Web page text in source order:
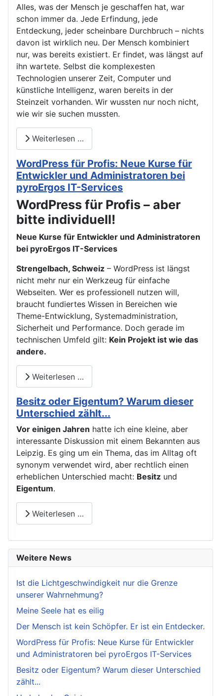
Alles, was der Mensch je geschaffen hat, war
schon immer da. Jede Erfindung, jede
Entdeckung, jeder scheinbare Durchbruch – nichts
davon ist wirklich neu. Der Mensch kombiniert
nur, was bereits existiert. Er findet, was längst auf
ihn wartete. Selbst die komplexesten
Technologien unserer Zeit, Computer und
künstliche Intelligenz, waren bereits in der
Steinzeit vorhanden. Wir wussten nur noch nicht,
wie wir sie suchen mussten.
Weiterlesen …
WordPress für Profis: Neue Kurse für
Entwickler und Administratoren bei
pyroErgos IT-Services
WordPress für Profis – aber
bitte individuell!
Neue Kurse für Entwickler und Administratoren
bei pyroErgos IT-Services
Strengelbach, Schweiz – WordPress ist längst
nicht mehr nur ein Werkzeug für einfache
Webseiten. Wer es professionell nutzen will,
braucht fundiertes Wissen in Bereichen wie
Theme-Entwicklung, Systemadministration,
Sicherheit und Performance. Doch gerade im
technischen Umfeld gilt: Kein Projekt ist wie das
andere.
Weiterlesen …
Besitz oder Eigentum? Warum dieser
Unterschied zählt...
Vor einigen Jahren hatte ich eine kleine, aber
interessante Diskussion mit einem Bekannten aus
Leipzig. Es ging um ein Thema, das im Alltag oft
synonym verwendet wird, aber rechtlich einen
erheblichen Unterschied macht: Besitz und
Eigentum.
Weiterlesen …
Weitere News
Ist die Lichtgeschwindigkeit nur die Grenze
unserer Wahrnehmung?
Meine Seele hat es eilig
Der Mensch ist kein Schöpfer. Er ist ein Entdecker.
WordPress für Profis: Neue Kurse für Entwickler
und Administratoren bei pyroErgos IT-Services
Besitz oder Eigentum? Warum dieser Unterschied
zählt...